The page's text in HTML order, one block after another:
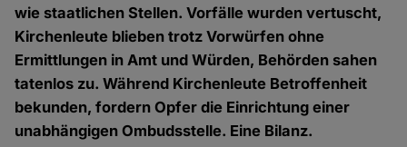
wie staatlichen Stellen. Vorfälle wurden vertuscht,
Kirchenleute blieben trotz Vorwürfen ohne
Ermittlungen in Amt und Würden, Behörden sahen
tatenlos zu. Während Kirchenleute Betroffenheit
bekunden, fordern Opfer die Einrichtung einer
unabhängigen Ombudsstelle. Eine Bilanz.